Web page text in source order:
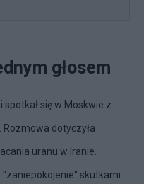
głosem
się w Moskwie z
dotyczyła
uranu w Iranie.
"zaniepokojenie" skutkami